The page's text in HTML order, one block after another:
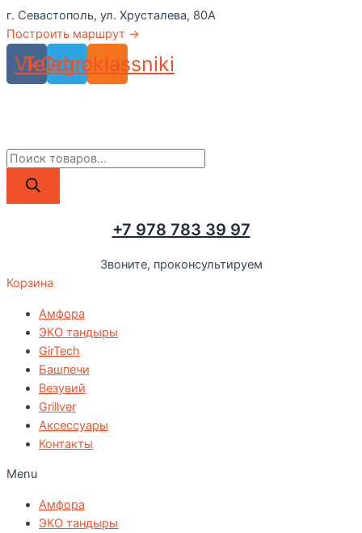
Перейти
к
содержимому
г. Севастополь, ул. Хрусталева, 80А
Построить маршрут →
Vk
Telegram
Odnoklassniki
Поиск
товаров
+7 978 783 39 97
Звоните, проконсультируем
Корзина
Амфора
ЭКО тандыры
GirTech
Башпечи
Везувий
Grillver
Аксессуары
Контакты
Menu
Амфора
ЭКО тандыры